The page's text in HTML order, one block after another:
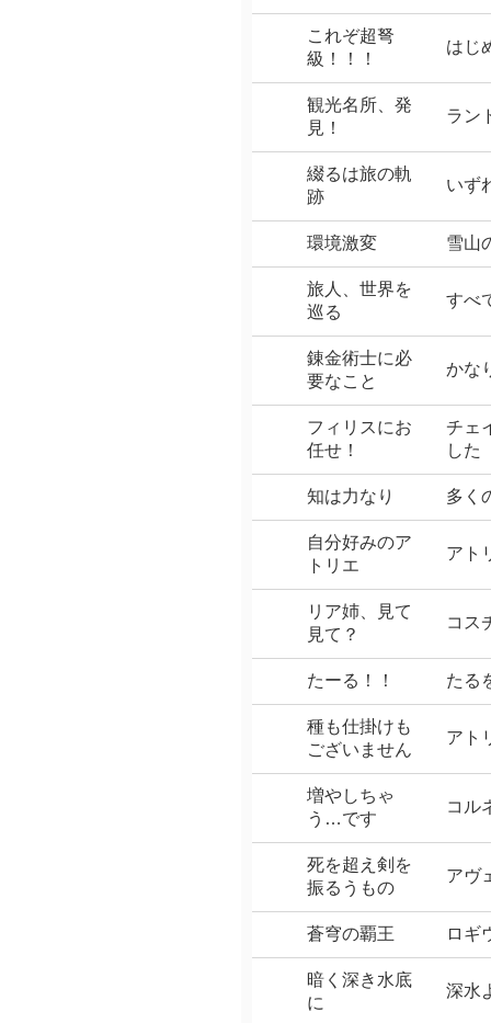
これぞ超弩
級！！！
はじ
観光名所、発
見！
ラン
綴るは旅の軌
跡
いず
環境激変 雪山
旅人、世界を
巡る
すべ
錬金術士に必
要なこと
かな
フィリスにお
任せ！
チェ
した
知は力なり 多く
自分好みのア
トリエ
アト
リア姉、見て
見て？
コス
たーる！！ たる
種も仕掛けも
ございません
アト
増やしちゃ
う…です
コル
死を超え剣を
振るうもの
アヴ
蒼穹の覇王 ロギ
暗く深き水底
に
深水